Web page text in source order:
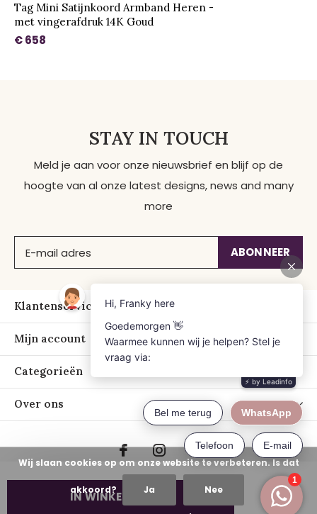
IN WINKELWAGEN
Tag Mini Satijnkoord Armband Heren -
met vingerafdruk 14K Goud
€ 658
STAY IN TOUCH
Meld je aan voor onze nieuwsbrief en blijf op de
hoogte van al onze latest designs, news and many
more
ABONNEER
Klantenservice
Mijn account
Categorieën
Over ons
© Copyright2026- Just Franky
Wij slaan cookies op om onze website te verbeteren. Is dat
akkoord? Ja Nee